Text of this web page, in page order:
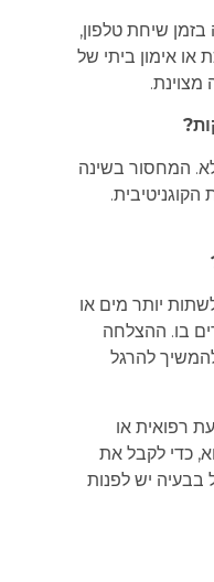
שיחת טלפון,
ביתי של
בשינה
יותר מים או
ההצלחה
להרגל
או
לקבל את
יש לפנות